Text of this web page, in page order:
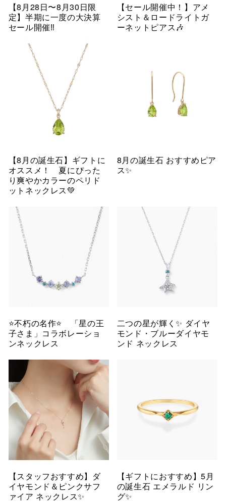
【8月28日〜8月30日限
定】半期に一度の大決算
セール開催‼︎
【セール開催中！】アメ
シスト＆ロードライトガ
ーネットピアス🎶
【8月の誕生石】ギフトに
オススメ！ 夏にぴった
り爽やかカラーのペリド
ットネックレス💚
8月の誕生石 おすすめピア
ス✨
⭐️不朽の名作⭐️ 「星の王
子さま」コラボレーショ
ンネックレス
二つの星が輝く✨ ダイヤ
モンド・ブルーダイヤモ
ンド ネックレス
【スタッフおすすめ】ダ
イヤモンド＆ピンクサフ
ァイア ネックレス✨
【ギフトにおすすめ】5月
の誕生石 エメラルド リン
グ✨